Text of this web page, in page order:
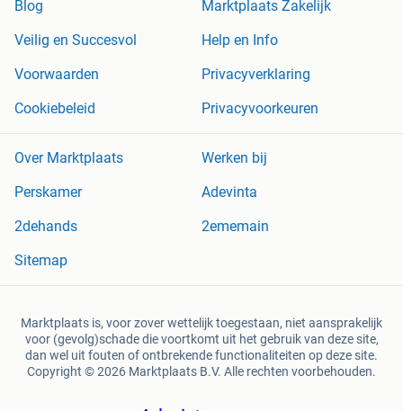
Blog
Marktplaats Zakelijk
Veilig en Succesvol
Help en Info
Voorwaarden
Privacyverklaring
Cookiebeleid
Privacyvoorkeuren
Over Marktplaats
Werken bij
Perskamer
Adevinta
2dehands
2ememain
Sitemap
Marktplaats is, voor zover wettelijk toegestaan, niet aansprakelijk
voor (gevolg)schade die voortkomt uit het gebruik van deze site,
dan wel uit fouten of ontbrekende functionaliteiten op deze site.
Copyright © 2026 Marktplaats B.V. Alle rechten voorbehouden.